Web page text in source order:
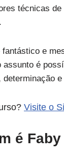
técnicas de
e
assunto é
Visite o
é